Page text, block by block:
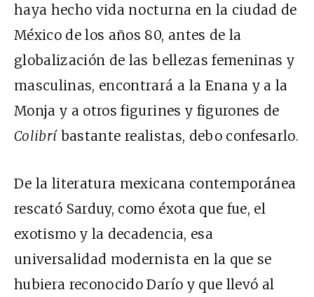
haya hecho vida nocturna en la ciudad de
México de los años 80, antes de la
globalización de las bellezas femeninas y
masculinas, encontrará a la Enana y a la
Monja y a otros figurines y figurones de
Colibríbastante realistas, debo confesarlo.
De la literatura mexicana contemporánea
rescató Sarduy, como éxota que fue, el
exotismo y la decadencia, esa
universalidad modernista en la que se
hubiera reconocido Darío y que llevó al